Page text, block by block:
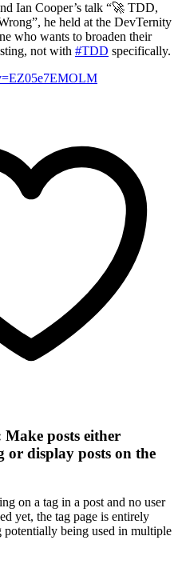
Ian Cooper’s talk “🚀 TDD,
he held at the DevTernity
who wants to broaden their
not with #TDD specifically.
Make posts either
or display posts on the
on a tag in a post and no user
yet, the tag page is entirely
potentially being used in multiple